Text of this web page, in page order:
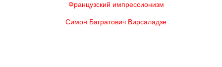
Французский импрессионизм
Симон Багратович Вирсаладзе